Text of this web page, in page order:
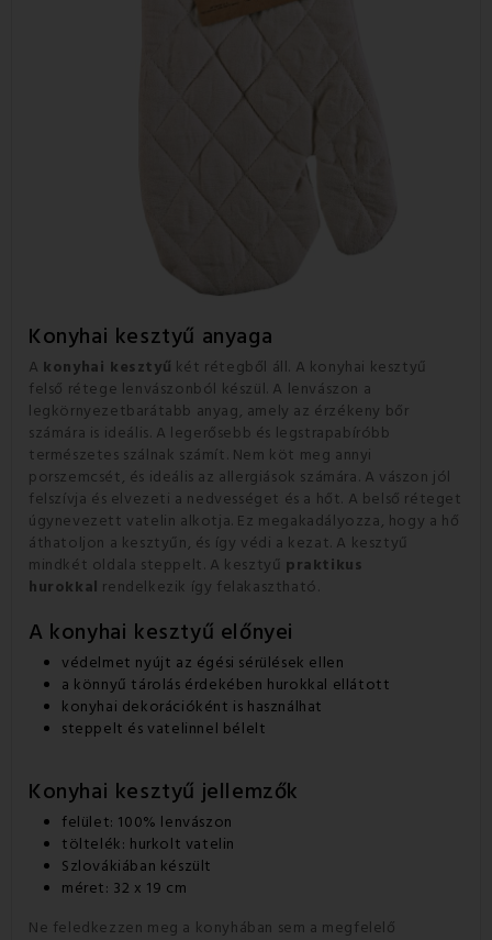
Konyhai kesztyű anyaga
A konyhai kesztyű két rétegből áll. A konyhai kesztyű
felső rétege lenvászonból készül. A lenvászon a
legkörnyezetbarátabb anyag, amely az érzékeny bőr
számára is ideális. A legerősebb és legstrapabíróbb
természetes szálnak számít. Nem köt meg annyi
porszemcsét, és ideális az allergiások számára. A vászon jól
felszívja és elvezeti a nedvességet és a hőt. A belső réteget
úgynevezett vatelin alkotja. Ez megakadályozza, hogy a hő
áthatoljon a kesztyűn, és így védi a kezat. A kesztyű
mindkét oldala steppelt. A kesztyű praktikus
hurokkal rendelkezik így felakasztható.
A konyhai kesztyű előnyei
védelmet nyújt az égési sérülések ellen
a könnyű tárolás érdekében hurokkal ellátott
konyhai dekorációként is használhat
steppelt és vatelinnel bélelt
Konyhai kesztyű jellemzők
felület: 100% lenvászon
töltelék: hurkolt vatelin
Szlovákiában készült
méret: 32 x 19 cm
Ne feledkezzen meg a konyhában sem a megfelelő